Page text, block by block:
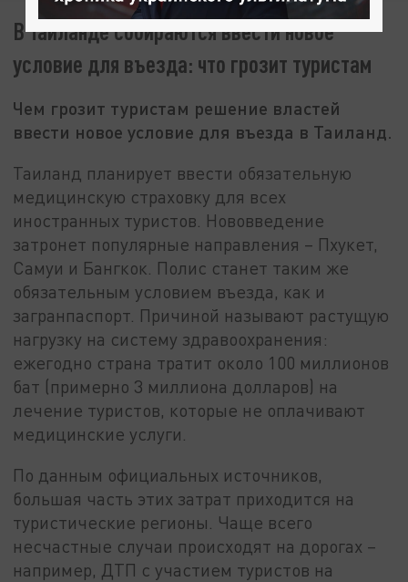
В Таиланде собираются ввести новое
условие для въезда: что грозит туристам
Чем грозит туристам решение властей
ввести новое условие для въезда в Таиланд.
Таиланд планирует ввести обязательную
медицинскую страховку для всех
иностранных туристов. Нововведение
затронет популярные направления – Пхукет,
Самуи и Бангкок. Полис станет таким же
обязательным условием въезда, как и
загранпаспорт. Причиной называют растущую
нагрузку на систему здравоохранения:
ежегодно страна тратит около 100 миллионов
бат (примерно 3 миллиона долларов) на
лечение туристов, которые не оплачивают
медицинские услуги.
По данным официальных источников,
большая часть этих затрат приходится на
туристические регионы. Чаще всего
несчастные случаи происходят на дорогах –
например, ДТП с участием туристов на